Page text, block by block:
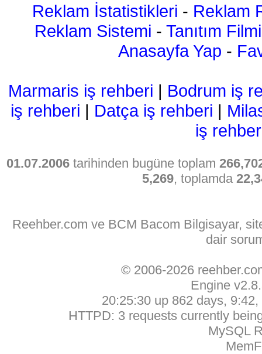
Reklam İstatistikleri - Reklam
Reklam Sistemi - Tanıtım Filmi
Anasayfa Yap -
Marmaris iş rehberi | Bodrum iş
iş rehberi | Datça iş rehberi |
iş
01.07.2006 tarihinden bugüne toplam
5,269, toplamda
Reehber.com ve BCM Bacom Bilgisayar,
dair
© 2006-2026
Engine
20:25:30 up 862 days,
HTTPD: 3 requests currently
MySQL